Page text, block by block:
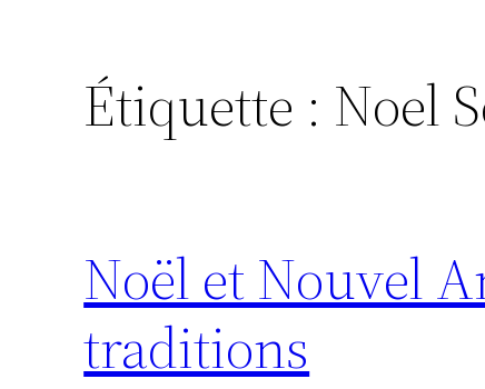
Étiquette : Noel
Noël et Nouvel
traditions